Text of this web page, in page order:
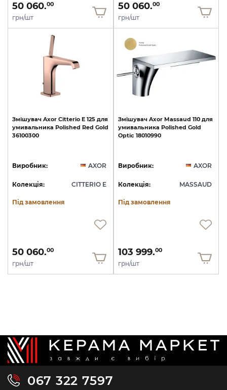
50 060.00
грн/шт
50 060.00
грн/шт
Змішувач Axor Citterio E 125 для
умивальника Polished Red Gold
36100300
Виробник: AXOR
Колекція: CITTERIO E
Під замовлення
50 060.00
грн/шт
Змішувач Axor Massaud 110 для
умивальника Polished Gold
Optic 18010990
Виробник: AXOR
Колекція: MASSAUD
Під замовлення
103 999.00
грн/шт
067 322 7597